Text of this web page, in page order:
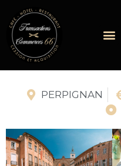
PERPIGNAN